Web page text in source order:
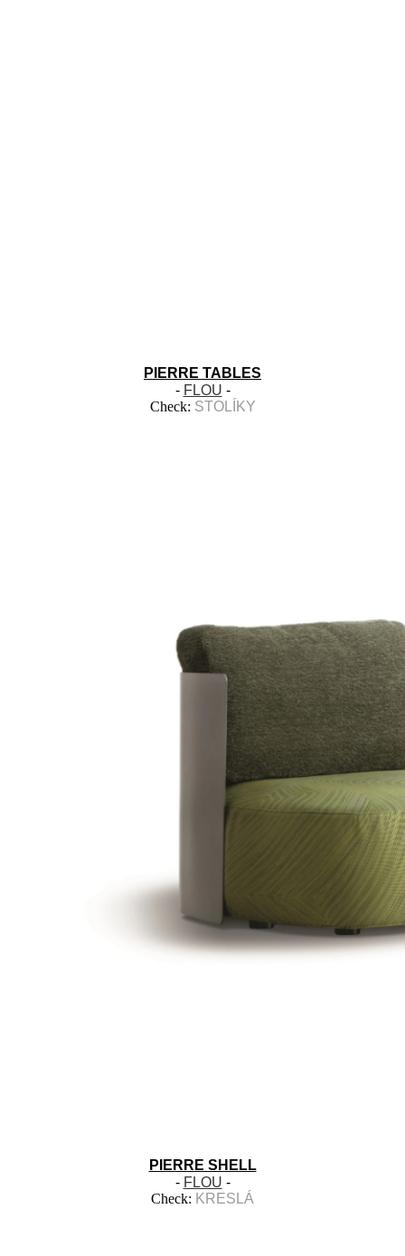
PIERRE TABLES
- FLOU -
Check: STOLÍKY
PIERRE SHELL
- FLOU -
Check: KRESLÁ